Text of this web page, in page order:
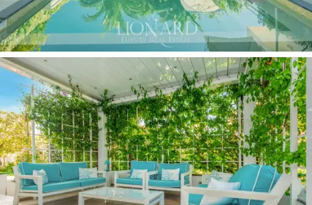
palmiers et des haies qui assurent la plus grande
intimité avec unepiscine moderne, un salon de jardin
et un solarium. La propriété comprend également des
places de parking privées.
La propriété offre unegrande flexibilité d'utilisation:
elle peut être utilisée comme résidence privée en
combinant les appartements, ou comme B&B ou
entreprise d'hébergement, en profitant de l'attractivité
de la région et de la qualité des espaces offerts.